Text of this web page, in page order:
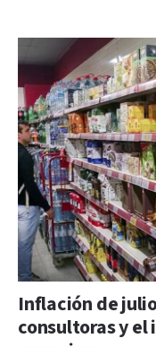
Inflación de
consultoras y